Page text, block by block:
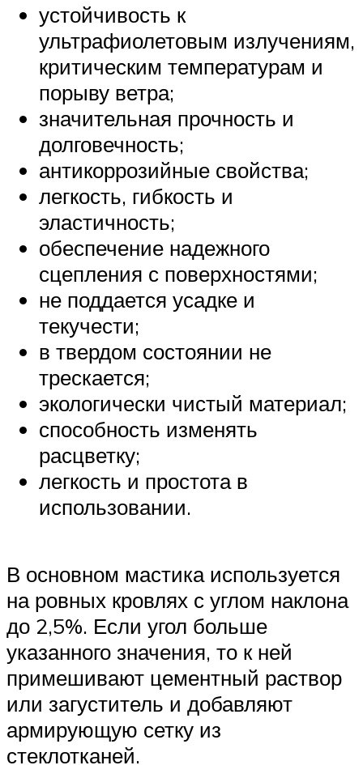
устойчивость к
ультрафиолетовым излучениям,
критическим температурам и
порыву ветра;
значительная прочность и
долговечность;
антикоррозийные свойства;
легкость, гибкость и
эластичность;
обеспечение надежного
сцепления с поверхностями;
не поддается усадке и
текучести;
в твердом состоянии не
трескается;
экологически чистый материал;
способность изменять
расцветку;
легкость и простота в
использовании.
В основном мастика используется
на ровных кровлях с углом наклона
до 2,5%. Если угол больше
указанного значения, то к ней
примешивают цементный раствор
или загуститель и добавляют
армирующую сетку из
стеклотканей.